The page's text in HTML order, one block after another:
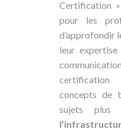
Certification
pour les
d’approfondir
leur
concepts de
sujets plus